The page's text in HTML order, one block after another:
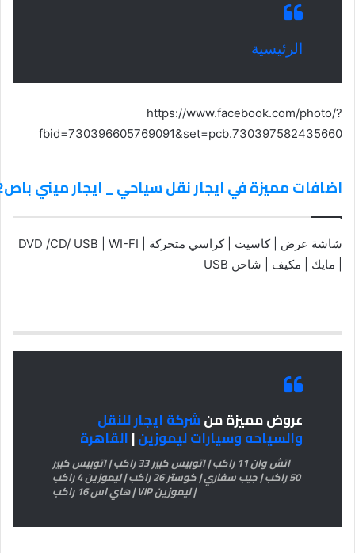
الرئيسية
https://www.facebook.com/photo/?
fbid=730396605769091&set=pcb.730397582435660
اضافات مميزة في ايجار نقل سياحي _ ايجار ميني باص01014555692
شاشة عرض | كاسيت | كراسي متحركة | DVD /CD/ USB | WI-FI
| مايك | مكيف | شاحن USB
عروض مميزة منشركة ايجار للنقل
والسياحه وسيارات ليموزين|القاهرة
اتش وان 11 راكب | اتوبيس كبير 33 راكب | اتوبيس كبير
50 راكب | جيب سفاري | كوستر 26 راكب | ليموزين 4 راكب
| ليموزين VIP | هاي اس 16 راكب